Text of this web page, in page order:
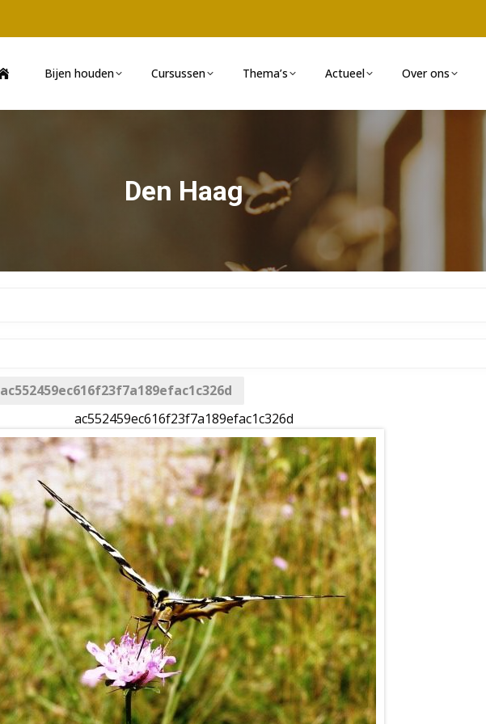
Bijen houden Cursussen Thema’s Actueel Over ons
Den Haag
ac552459ec616f23f7a189efac1c326d
ac552459ec616f23f7a189efac1c326d